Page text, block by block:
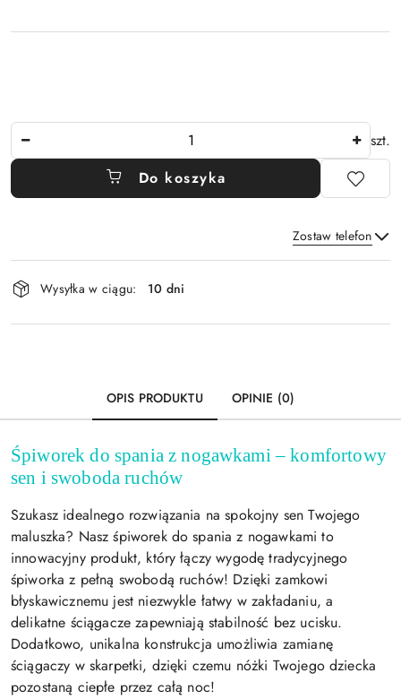
szt.
Do koszyka
Zostaw telefon
Dostępność
i
dostawa
Wysyłka w ciągu: 10 dni
OPIS PRODUKTU OPINIE (0)
Śpiworek do spania z nogawkami – komfortowy
sen i swoboda ruchów
Szukasz idealnego rozwiązania na spokojny sen Twojego
maluszka? Nasz śpiworek do spania z nogawkami to
innowacyjny produkt, który łączy wygodę tradycyjnego
śpiworka z pełną swobodą ruchów! Dzięki zamkowi
błyskawicznemu jest niezwykle łatwy w zakładaniu, a
delikatne ściągacze zapewniają stabilność bez ucisku.
Dodatkowo, unikalna konstrukcja umożliwia zamianę
ściągaczy w skarpetki, dzięki czemu nóżki Twojego dziecka
pozostaną ciepłe przez całą noc!